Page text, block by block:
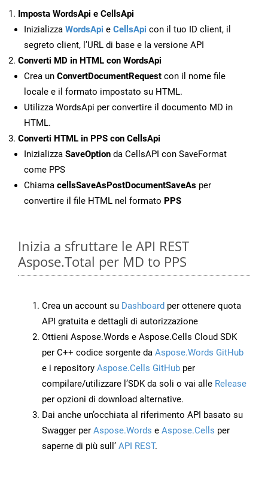
Imposta WordsApi e CellsApi
Inizializza WordsApi e CellsApi con il tuo ID client, il
segreto client, l’URL di base e la versione API
Converti MD in HTML con WordsApi
Crea un ConvertDocumentRequest con il nome file
locale e il formato impostato su HTML.
Utilizza WordsApi per convertire il documento MD in
HTML.
Converti HTML in PPS con CellsApi
Inizializza SaveOption da CellsAPI con SaveFormat
come PPS
Chiama cellsSaveAsPostDocumentSaveAs per
convertire il file HTML nel formato PPS
Inizia a sfruttare le API REST
Aspose.Total per MD to PPS
Crea un account su Dashboard per ottenere quota
API gratuita e dettagli di autorizzazione
Ottieni Aspose.Words e Aspose.Cells Cloud SDK
per C++ codice sorgente da Aspose.Words GitHub
e i repository Aspose.Cells GitHub per
compilare/utilizzare l’SDK da soli o vai alle Release
per opzioni di download alternative.
Dai anche un’occhiata al riferimento API basato su
Swagger per Aspose.Words e Aspose.Cells per
saperne di più sull’ API REST.